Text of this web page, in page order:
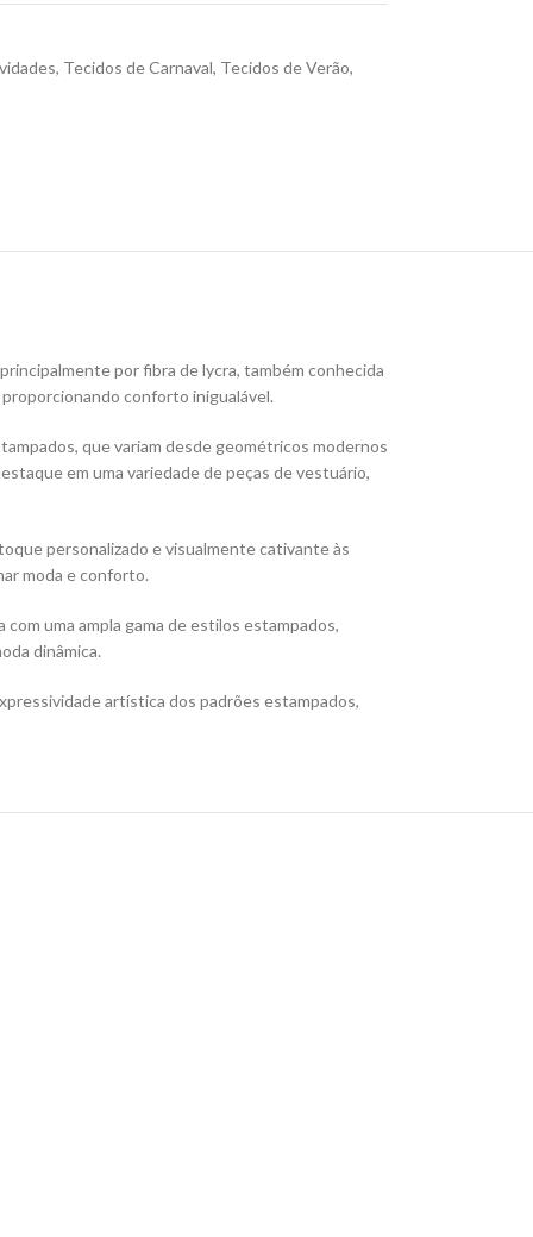
, Tecidos de Carnaval, Tecidos de Verão,
por fibra de lycra, também conhecida
conforto inigualável.
que variam desde geométricos modernos
em uma variedade de peças de vestuário,
personalizado e visualmente cativante às
moda e conforto.
uma ampla gama de estilos estampados,
dinâmica.
artística dos padrões estampados,